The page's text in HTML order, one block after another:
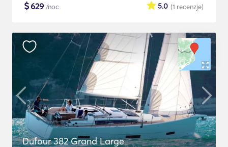
$629 /noc (1 recenzje)
5.0
Dufour 382 Grand Large